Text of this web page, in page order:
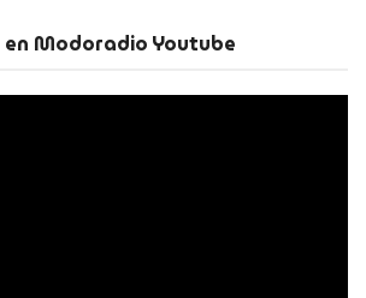
Modoradio Youtube